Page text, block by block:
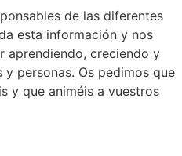
de las diferentes
esta información y nos
aprendiendo, creciendo y
personas. Os pedimos que
y que animéis a vuestros